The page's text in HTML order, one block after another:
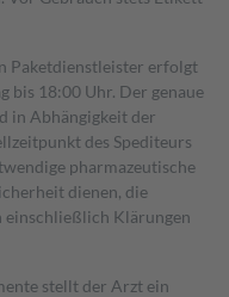
Paketdienstleister erfolgt
bis 18:00 Uhr. Der genaue
in Abhängigkeit der
des Spediteurs
pharmazeutische
dienen, die
Klärungen
stellt der Arzt ein